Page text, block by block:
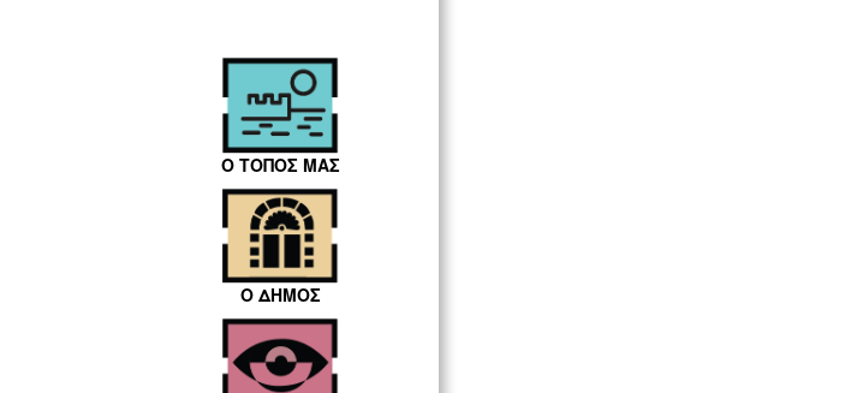
Ο ΤΟΠΟΣ ΜΑΣ
Ο ΔΗΜΟΣ